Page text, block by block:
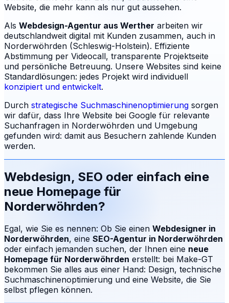
Website, die mehr kann als nur gut aussehen.
Als Webdesign-Agentur aus Werther arbeiten wir
deutschlandweit digital mit Kunden zusammen, auch in
Norderwöhrden (Schleswig-Holstein). Effiziente
Abstimmung per Videocall, transparente Projektseite
und persönliche Betreuung. Unsere Websites sind keine
Standardlösungen: jedes Projekt wird individuell
konzipiert und entwickelt.
Durch strategische Suchmaschinenoptimierung sorgen
wir dafür, dass Ihre Website bei Google für relevante
Suchanfragen in Norderwöhrden und Umgebung
gefunden wird: damit aus Besuchern zahlende Kunden
werden.
Webdesign, SEO oder einfach eine
neue Homepage für
Norderwöhrden?
Egal, wie Sie es nennen: Ob Sie einen Webdesigner in
Norderwöhrden, eine SEO-Agentur in Norderwöhrden
oder einfach jemanden suchen, der Ihnen eine neue
Homepage für Norderwöhrden erstellt: bei Make-GT
bekommen Sie alles aus einer Hand: Design, technische
Suchmaschinenoptimierung und eine Website, die Sie
selbst pflegen können.